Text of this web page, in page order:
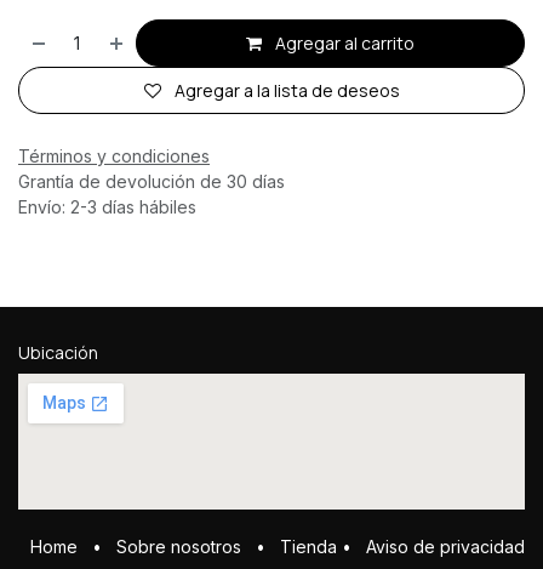
Agregar al carrito
Agregar a la lista de deseos
Términos y condiciones
Grantía de devolución de 30 días
Envío: 2-3 días hábiles
Ubicación
Home • Sobre ​n​osotros • Tienda • Aviso de privacidad